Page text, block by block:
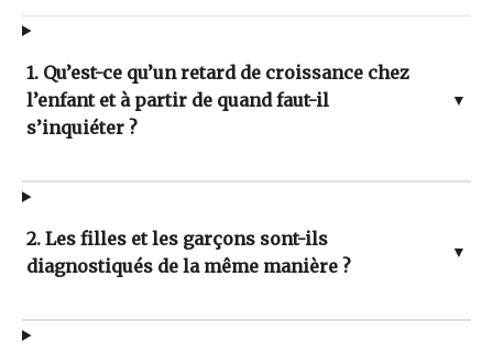
1. Qu’est-ce qu’un retard de croissance chez
l’enfant et à partir de quand faut-il
s’inquiéter ?
▼
2. Les filles et les garçons sont-ils
diagnostiqués de la même manière ?
▼